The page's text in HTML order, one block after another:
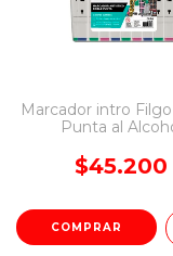
Marcador intro
Punta al
$45.200
COMPRAR